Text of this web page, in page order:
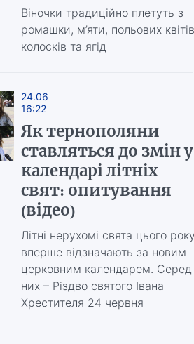
Віночки традиційно плетуть з
ромашки, м’яти, польових
колосків та ягід
24.06
16:22
Як тернополяни
ставляться до змін у
календарі літніх
свят: опитування
(відео)
Літні нерухомі свята цього
вперше відзначають за новим
церковним календарем. Серед
них – Різдво святого Івана
Хрестителя 24 червня